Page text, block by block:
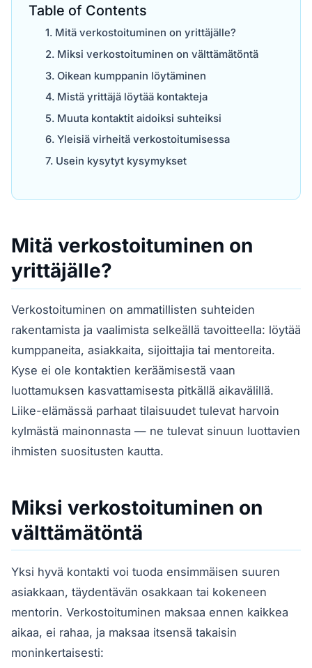
Table of Contents
Mitä verkostoituminen on yrittäjälle?
Miksi verkostoituminen on välttämätöntä
Oikean kumppanin löytäminen
Mistä yrittäjä löytää kontakteja
Muuta kontaktit aidoiksi suhteiksi
Yleisiä virheitä verkostoitumisessa
Usein kysytyt kysymykset
Mitä verkostoituminen on
yrittäjälle?
Verkostoituminen on ammatillisten suhteiden
rakentamista ja vaalimista selkeällä tavoitteella: löytää
kumppaneita, asiakkaita, sijoittajia tai mentoreita.
Kyse ei ole kontaktien keräämisestä vaan
luottamuksen kasvattamisesta pitkällä aikavälillä.
Liike-elämässä parhaat tilaisuudet tulevat harvoin
kylmästä mainonnasta — ne tulevat sinuun luottavien
ihmisten suositusten kautta.
Miksi verkostoituminen on
välttämätöntä
Yksi hyvä kontakti voi tuoda ensimmäisen suuren
asiakkaan, täydentävän osakkaan tai kokeneen
mentorin. Verkostoituminen maksaa ennen kaikkea
aikaa, ei rahaa, ja maksaa itsensä takaisin
moninkertaisesti: